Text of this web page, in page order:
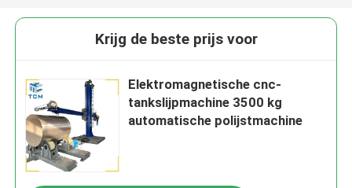
Krijg de beste prijs voor
Elektromagnetische cnc-
tankslijpmachine 3500 kg
automatische polijstmachine